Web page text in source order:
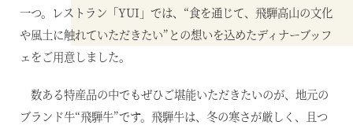
一つ。レストラン「YUI」では、“食を通じて、飛騨高山の文化
や風土に触れていただきたい”との想いを込めたディナーブッフ
ェをご用意しました。
数ある特産品の中でもぜひご堪能いただきたいのが、地元の
ブランド牛“飛騨牛”です。飛騨牛は、冬の寒さが厳しく、且つ